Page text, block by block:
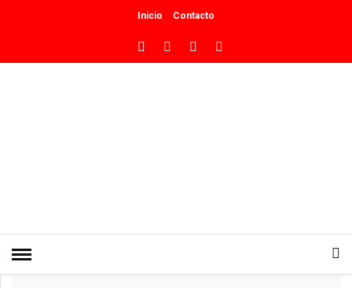
Inicio Contacto